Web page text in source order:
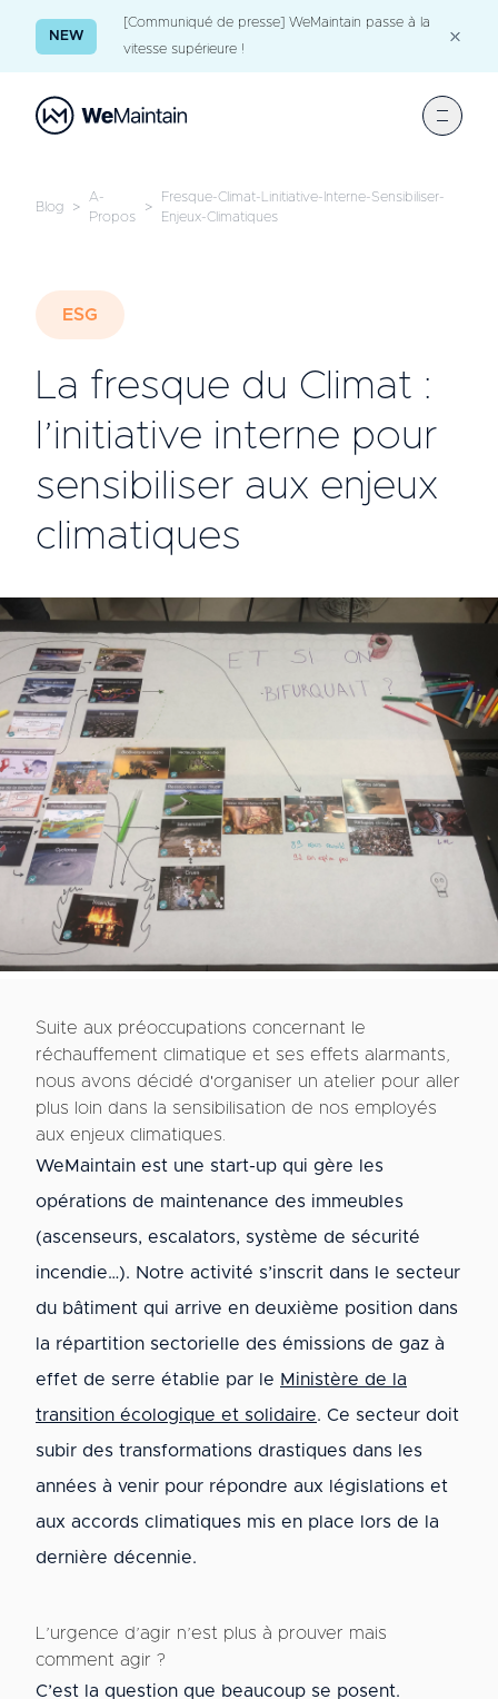
NEW
[Communiqué de presse] WeMaintain passe à la
vitesse supérieure !
Blog >
A-
Propos
>
Fresque-Climat-Linitiative-Interne-Sensibiliser-
Enjeux-Climatiques
ESG
La fresque du Climat :
l’initiative interne pour
sensibiliser aux enjeux
climatiques
Suite aux préoccupations concernant le
réchauffement climatique et ses effets alarmants,
nous avons décidé d'organiser un atelier pour aller
plus loin dans la sensibilisation de nos employés
aux enjeux climatiques.
WeMaintain est une start-up qui gère les
opérations de maintenance des immeubles
(ascenseurs, escalators, système de sécurité
incendie…). Notre activité s’inscrit dans le secteur
du bâtiment qui arrive en deuxième position dans
la répartition sectorielle des émissions de gaz à
effet de serre établie par le Ministère de la
transition écologique et solidaire. Ce secteur doit
subir des transformations drastiques dans les
années à venir pour répondre aux législations et
aux accords climatiques mis en place lors de la
dernière décennie.
L’urgence d’agir n’est plus à prouver mais
comment agir ?
C’est la question que beaucoup se posent.